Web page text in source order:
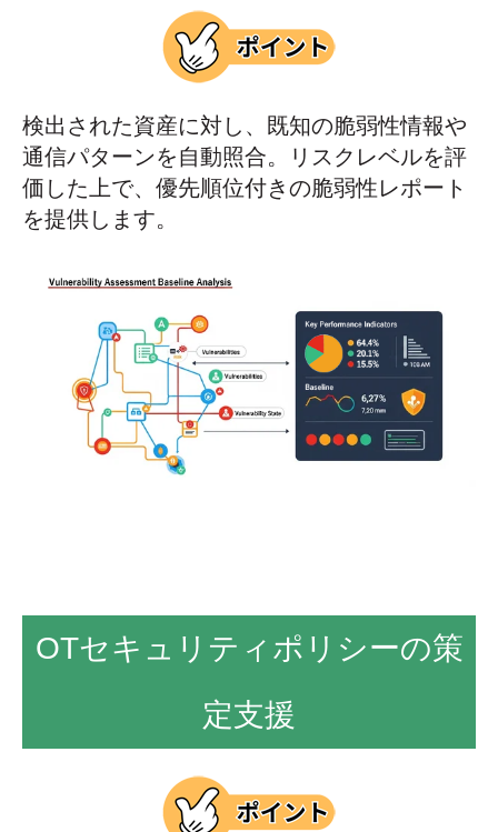
検出された資産に対し、既知の脆弱性情報や
通信パターンを自動照合。リスクレベルを評
価した上で、優先順位付きの脆弱性レポート
を提供します。
OTセキュリティポリシーの策
定支援